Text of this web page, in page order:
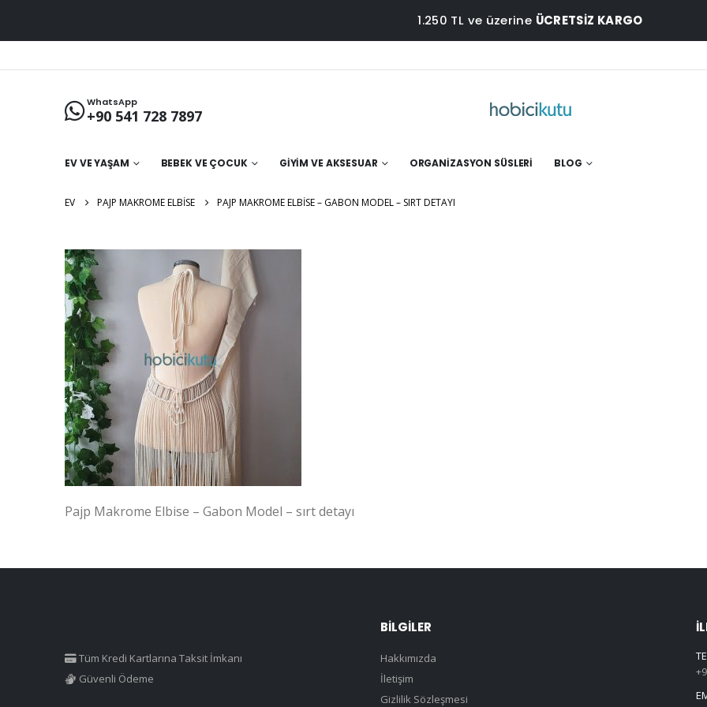
1.250 TL ve üzerine ÜCRETSİZ KARGO
WhatsApp
+90 541 728 7897
EV VE YAŞAM BEBEK VE ÇOCUK GIYIM VE AKSESUAR ORGANIZASYON SÜSLERI BLOG
EV PAJP MAKROME ELBISE PAJP MAKROME ELBISE – GABON MODEL – SIRT DETAYI
Pajp Makrome Elbise – Gabon Model – sırt detayı
Tüm Kredi Kartlarına Taksit İmkanı
Güvenli Ödeme
BILGILER
Hakkımızda
İletişim
Gizlilik Sözleşmesi